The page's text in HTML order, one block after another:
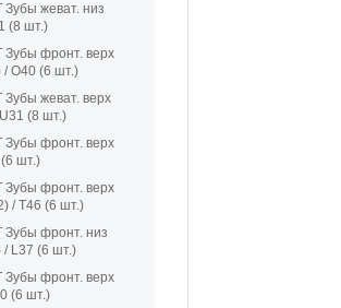
Зубы жеват. низ
(8 шт.)
Зубы фронт. верх
/ O40 (6 шт.)
Зубы жеват. верх
(8 шт.)
Зубы фронт. верх
шт.)
Зубы фронт. верх
/ T46 (6 шт.)
Зубы фронт. низ
/ L37 (6 шт.)
Зубы фронт. верх
(6 шт.)